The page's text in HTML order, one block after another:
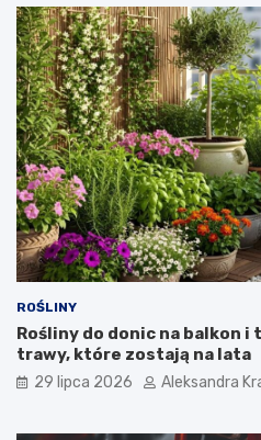
ROŚLINY
Rośliny do donic na balkon i
trawy, które zostają na lata
29 lipca 2026 Aleksandra